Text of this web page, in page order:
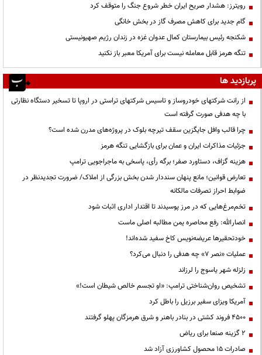
رویترز: هشدار صریح ایران خطر شروع جنگ را متوقف کرد
گام جدید برای کاهش مصرف گاز در بخش خانگی
شکنجه رئیس بیمارستان کمال عدوان غزه در زندان رژیم صهیونیستی
تنگه هرمز قابل معامله نیست برای آمریکا معبر باز نکنید
پربازدید ها
از رانت‌ شرکتهای خودروساز و تاسیس شرکتهای تراستی در اروپا تا تسخیر دستگاه نظارتی
با چه هدفی صورت گرفته است
چرا قالب وافل جایگزین سقف تیرچه بلوک در پروژه‌های مدرن شده است؟
جزئیات مذاکرات ایران و عمان برای بازگشایی تنگه هرمز
هزینه گزاف، دستاورد صفر؛ برگه رأی، پاسخی به ماجراجویی ترامپ
تعارض قوانین؛ مانع پنهان سنددار شدن بخش بزرگی از املاک/ ضرورت تجدیدنظر در
ضوابط احراز تصرفات مالکانه
تخم‌مرغ‌هایی که در مرز پوسیدند تا اقتدار اداری اثبات شود
انصارالله: رفع محاصره یمن مطالبه اصلی ماست
خودتحقیرها عریضه‌نویس کاخ سفید شده‌اند!
عملیات «نصر ۷» چه هدفی را دنبال می‌کرد؟
زلزله شهر یاسوج را لرزاند
تشخیص روان‌شناختی ترامپ: «او تجسم خالص شیطان است!»
آمریکا ویزای سفیر برزیل را باطل کرد
۴۵۰۰ فروند کشتی در بنادر باهنر و شرق هرمزگان پهلو گرفتند
۲ گزینه صنعا برای ریاض
صادرات ۱۵ محصول کشاورزی آزاد شد